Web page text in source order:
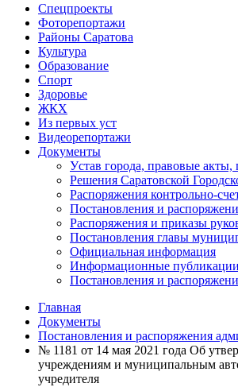
Спецпроекты
Фоторепортажи
Районы Саратова
Культура
Образование
Спорт
Здоровье
ЖКХ
Из пеpвых уст
Видеорепортажи
Документы
Уcтав города, правовые
Решения Саратовской
Распоряжения контрольно-
Постановления и
Распоряжения и приказы
Постановления главы
Официальная информация
Информационные публикации
Постановления и
Главная
Документы
Постановления и распоряжения
№ 1181 от 14 мая 2021 года Об
учреждениям и муниципальным
учредителя